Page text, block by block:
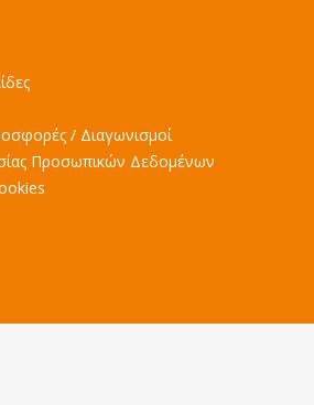
/ Διαγωνισμοί
Προσωπικών Δεδομένων